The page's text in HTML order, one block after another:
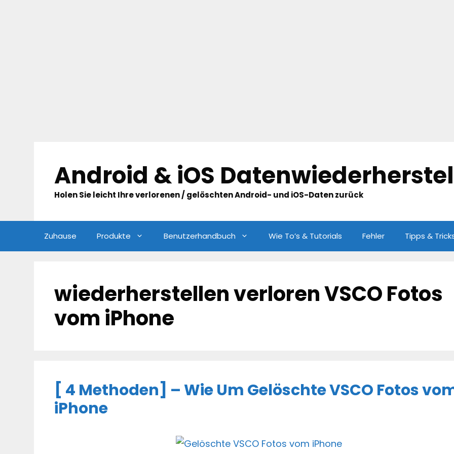
Android & iOS
Holen Sie leicht Ihre verlorenen / gelöschten Android- und iOS-Daten zurück
Zuhause Produkte Benutzerhandbuch Wie To’s & Tutorials Fehler Tipps &
wiederherstellen verloren VSCO Fotos
vom iPhone
[ 4 Methoden] – Wie Um Gelöschte VSCO Fotos
iPhone